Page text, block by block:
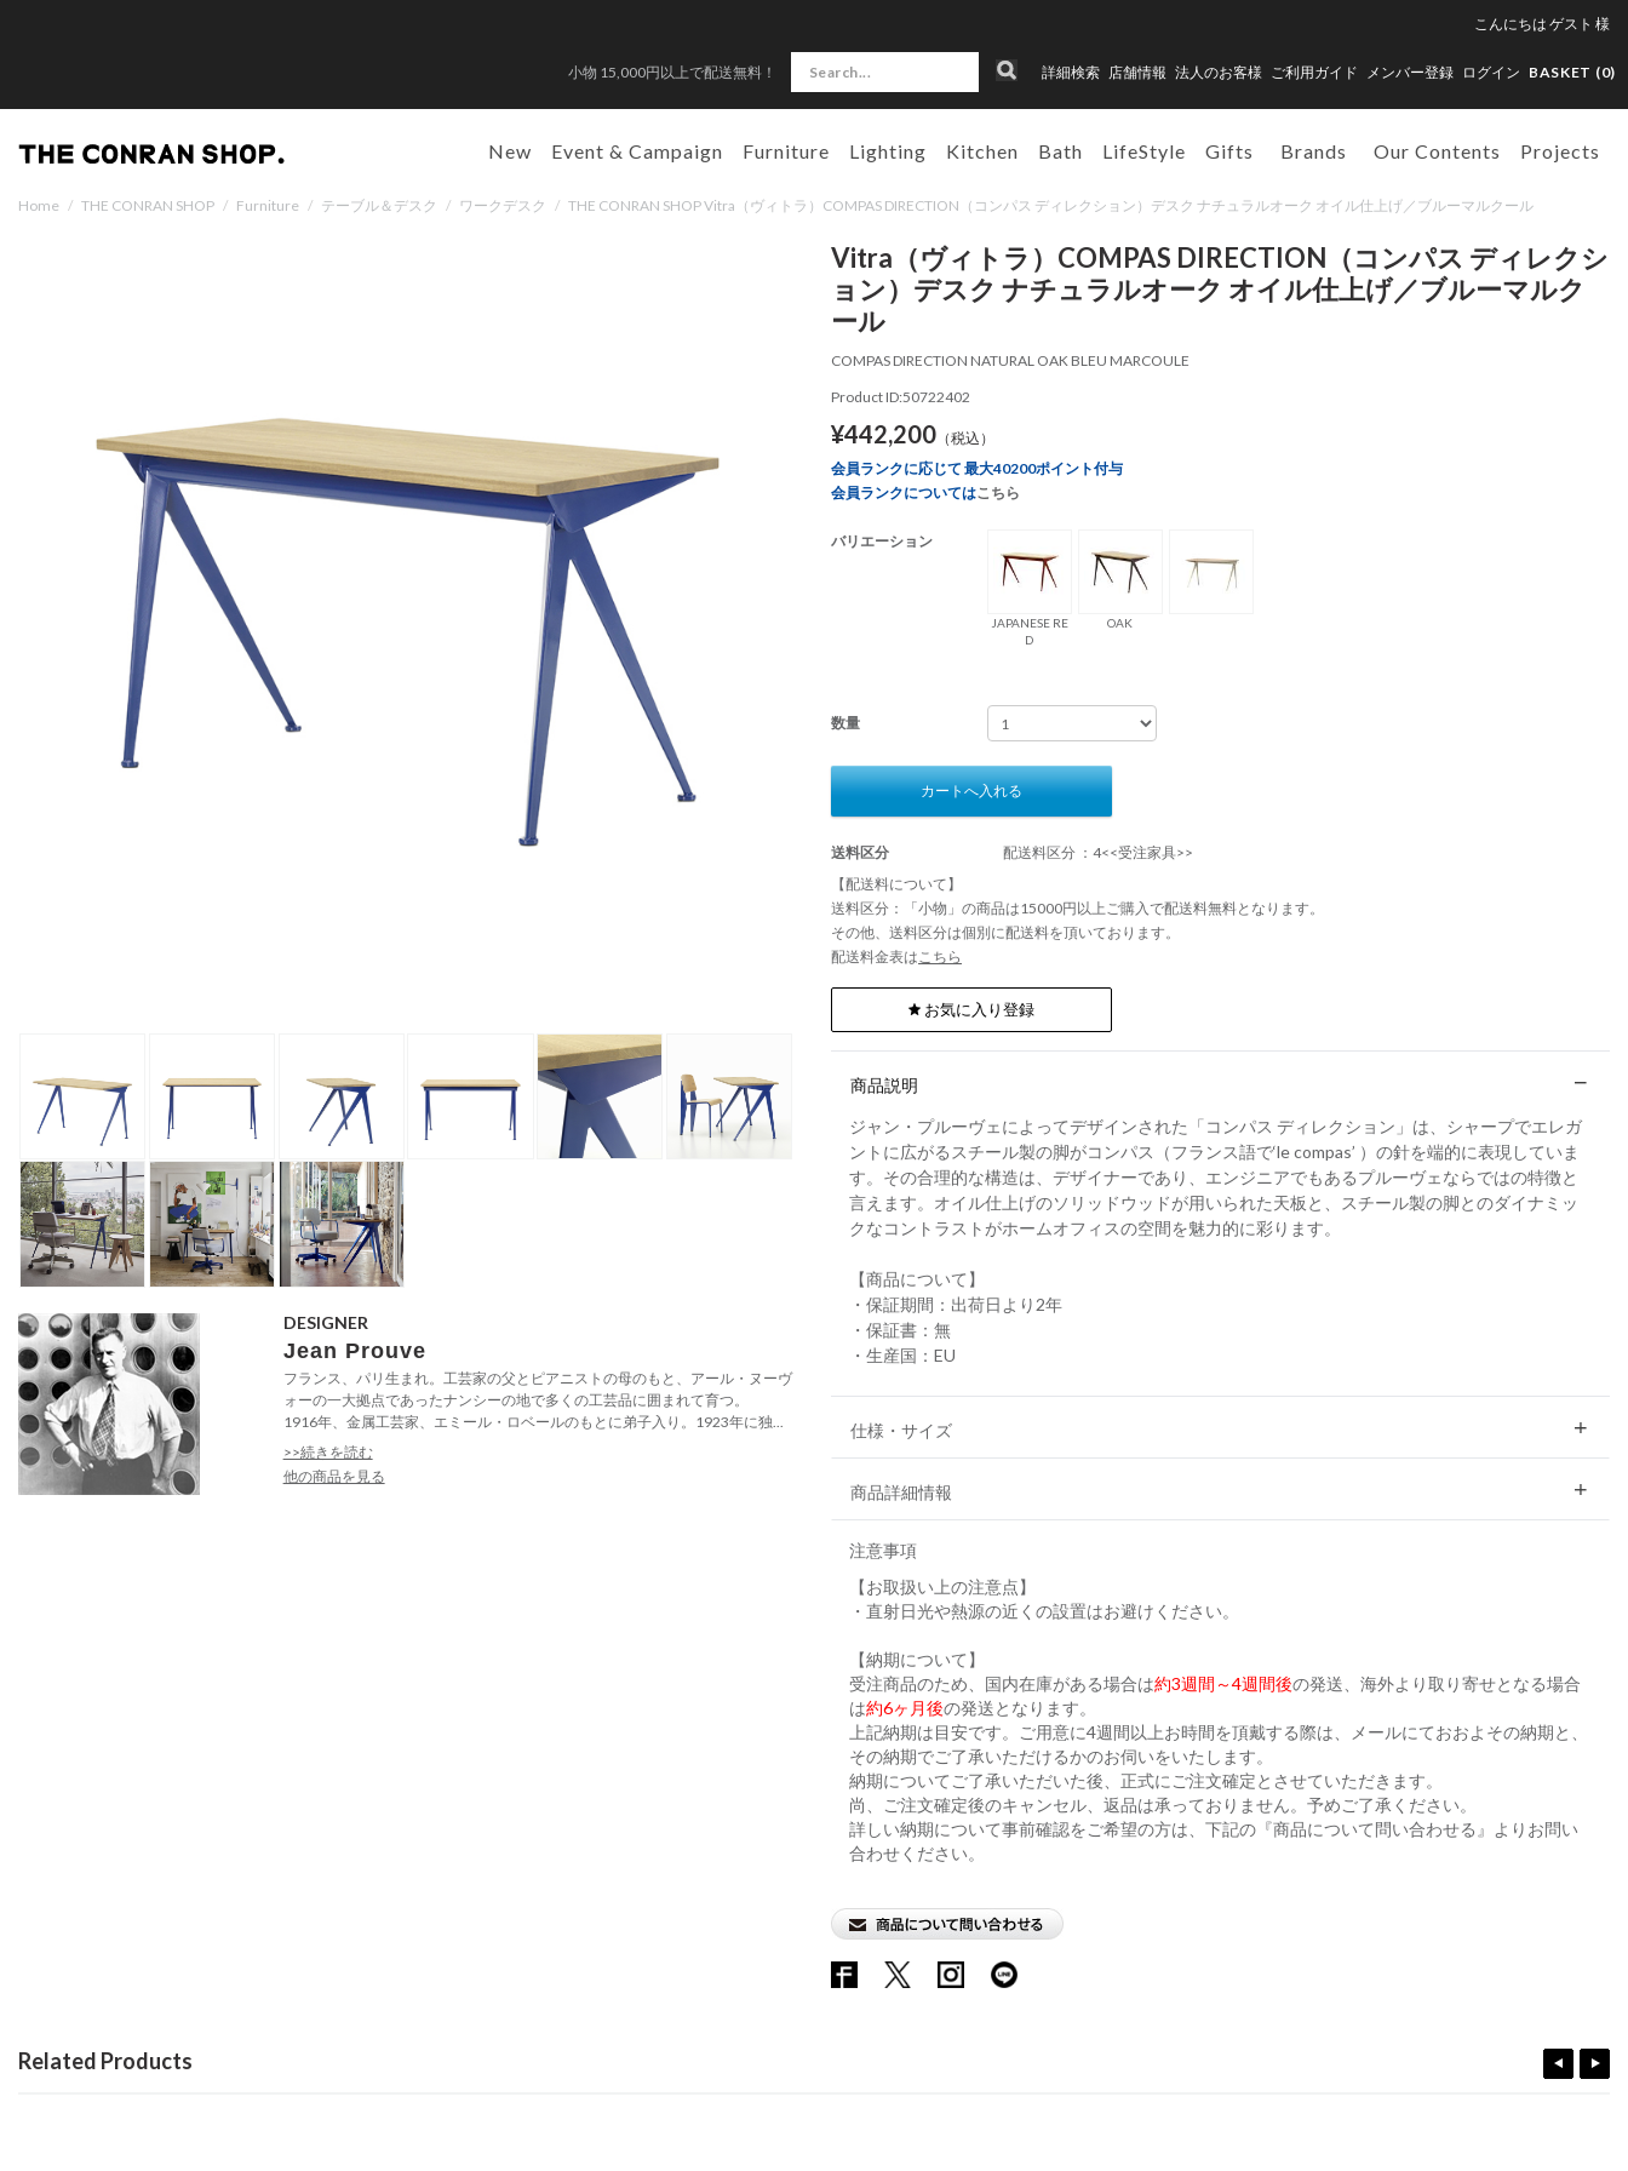
こんにちは ゲスト 様
小物 15,000円以上で配送無料！ 詳細検索 店舗情報 法人のお客様 ご利用ガイド メンバー登録 ログイン BASKET (0)
New Event & Campaign Furniture Lighting Kitchen Bath LifeStyle Gifts Brands Our Contents Projects
Home / THE CONRAN SHOP / Furniture / テーブル＆デスク / ワークデスク / THE CONRAN SHOP Vitra（ヴィトラ）COMPAS DIRECTION（コンパス ディレクション）デスク ナチュラルオーク オイル仕上げ／ブルーマルクール
DESIGNER
Jean Prouve
フランス、パリ生まれ。工芸家の父とピアニストの母のもと、アール・ヌーヴ
ォーの一大拠点であったナンシーの地で多くの工芸品に囲まれて育つ。
1916年、金属工芸家、エミール・ロベールのもとに弟子入り。1923年に独...
>>続きを読む
他の商品を見る
Vitra（ヴィトラ）COMPAS DIRECTION（コンパス ディレクシ
ョン）デスク ナチュラルオーク オイル仕上げ／ブルーマルク
ール
COMPAS DIRECTION NATURAL OAK BLEU MARCOULE
Product ID:50722402
¥442,200（税込）
会員ランクに応じて 最大40200ポイント付与
会員ランクについてはこちら
バリエーション
JAPANESE RE
D
OAK
数量
カートへ入れる
送料区分
配送料区分 ：4<<受注家具>>
【配送料について】
送料区分：「小物」の商品は15000円以上ご購入で配送料無料となります。
その他、送料区分は個別に配送料を頂いております。
配送料金表はこちら
お気に入り登録
商品説明
ジャン・プルーヴェによってデザインされた「コンパス ディレクション」は、シャープでエレガ
ントに広がるスチール製の脚がコンパス（フランス語で‘le compas’ ）の針を端的に表現していま
す。その合理的な構造は、デザイナーであり、エンジニアでもあるプルーヴェならではの特徴と
言えます。オイル仕上げのソリッドウッドが用いられた天板と、スチール製の脚とのダイナミッ
クなコントラストがホームオフィスの空間を魅力的に彩ります。
【商品について】
・保証期間：出荷日より2年
・保証書：無
・生産国：EU
仕様・サイズ
商品詳細情報
注意事項
【お取扱い上の注意点】
・直射日光や熱源の近くの設置はお避けください。
【納期について】
受注商品のため、国内在庫がある場合は約3週間～4週間後の発送、海外より取り寄せとなる場合
は約6ヶ月後の発送となります。
上記納期は目安です。ご用意に4週間以上お時間を頂戴する際は、メールにておおよその納期と、
その納期でご了承いただけるかのお伺いをいたします。
納期についてご了承いただいた後、正式にご注文確定とさせていただきます。
尚、ご注文確定後のキャンセル、返品は承っておりません。予めご了承ください。
詳しい納期について事前確認をご希望の方は、下記の『商品について問い合わせる』よりお問い
合わせください。
Related Products